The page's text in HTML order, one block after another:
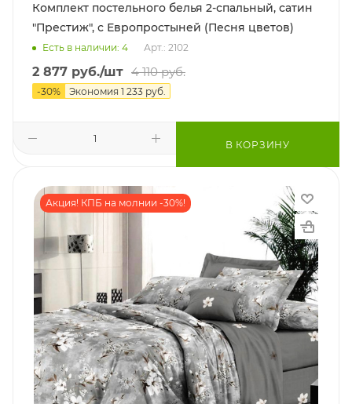
Комплект постельного белья 2-спальный, сатин
"Престиж", с Европростыней (Песня цветов)
Есть в наличии: 4 Арт.: 2102
2 877 руб./шт 4 110руб.
-30% Экономия 1 233 руб.
В КОРЗИНУ
Акция! КПБ на молнии -30%!